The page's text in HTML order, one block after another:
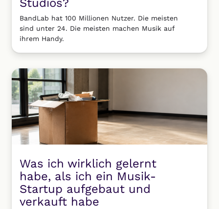
Studios?
BandLab hat 100 Millionen Nutzer. Die meisten
sind unter 24. Die meisten machen Musik auf
ihrem Handy.
Was ich wirklich gelernt
habe, als ich ein Musik-
Startup aufgebaut und
verkauft habe